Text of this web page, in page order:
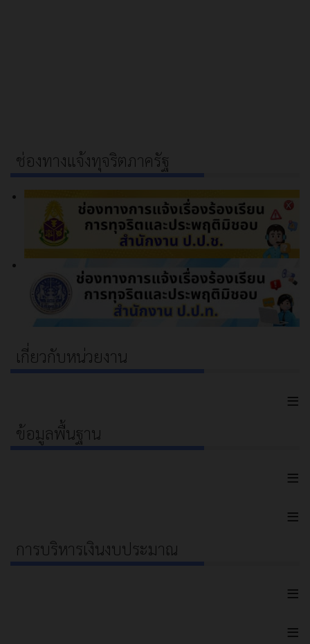
ช่องทางแจ้งทุจริตภาครัฐ
เกี่ยวกับหน่วยงาน
≡
ข้อมูลพื้นฐาน
≡
≡
การบริหารเงินงบประมาณ
≡
≡